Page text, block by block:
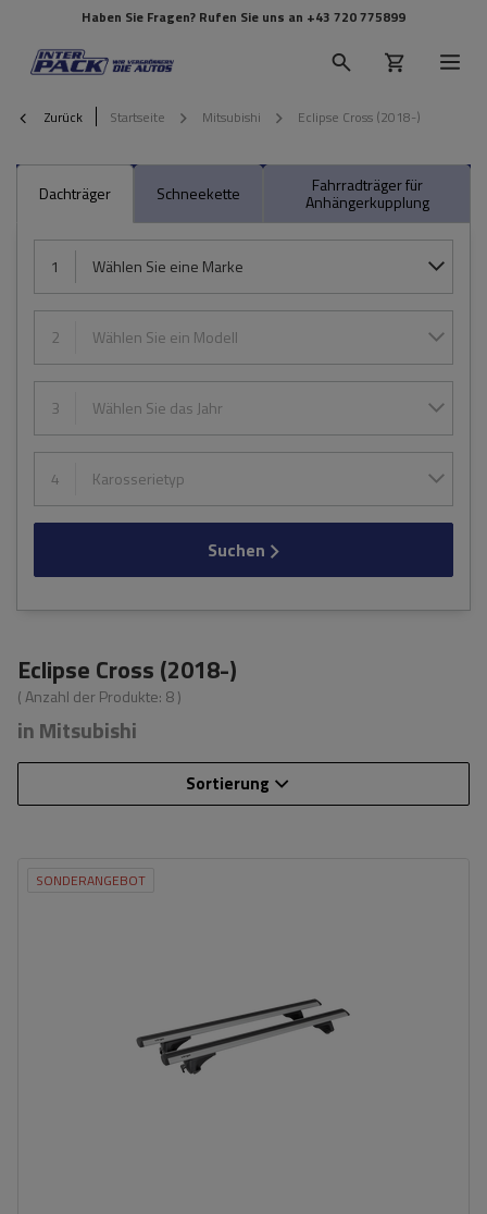
Haben Sie Fragen? Rufen Sie uns an +43 720 775899
Zurück Startseite Mitsubishi Eclipse Cross (2018-)
Dachträger Schneekette Fahrradträger für
Anhängerkupplung
1 Wählen Sie eine Marke
2 Wählen Sie ein Modell
3 Wählen Sie das Jahr
4 Karosserietyp
Suchen
Eclipse Cross (2018-)
( Anzahl der Produkte: 8)
in Mitsubishi
Sortierung
SONDERANGEBOT